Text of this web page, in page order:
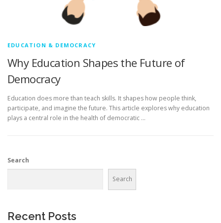
EDUCATION & DEMOCRACY
Why Education Shapes the Future of
Democracy
Education does more than teach skills. It shapes how people think,
participate, and imagine the future. This article explores why education
plays a central role in the health of democratic …
Search
Search
Recent Posts